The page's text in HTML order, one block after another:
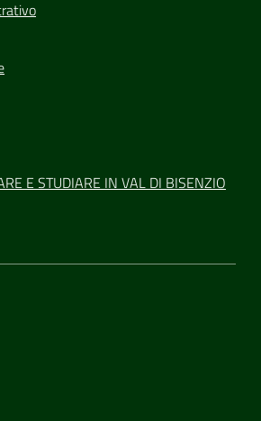
E STUDIARE IN VAL DI BISENZIO